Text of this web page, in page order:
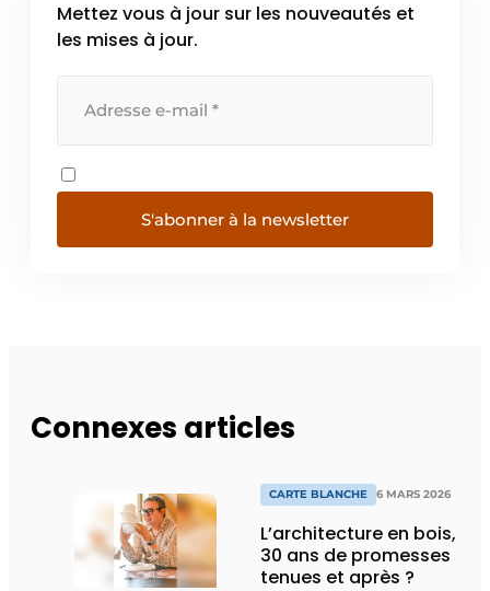
Mettez vous à jour sur les nouveautés et
les mises à jour.
S'abonner à la newsletter
Connexes articles
CARTE BLANCHE 6 MARS 2026
L’architecture en bois,
30 ans de promesses
tenues et après ?